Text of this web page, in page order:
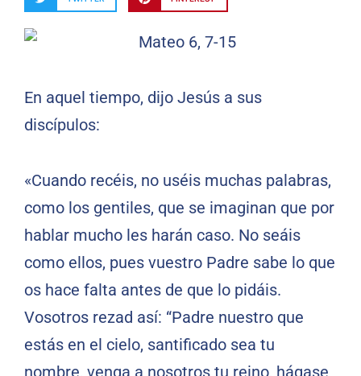
En aquel tiempo, dijo Jesús a sus
discípulos:
«Cuando recéis, no uséis muchas palabras,
como los gentiles, que se imaginan que por
hablar mucho les harán caso. No seáis
como ellos, pues vuestro Padre sabe lo que
os hace falta antes de que lo pidáis.
Vosotros rezad así: “Padre nuestro que
estás en el cielo, santificado sea tu
nombre, venga a nosotros tu reino, hágase